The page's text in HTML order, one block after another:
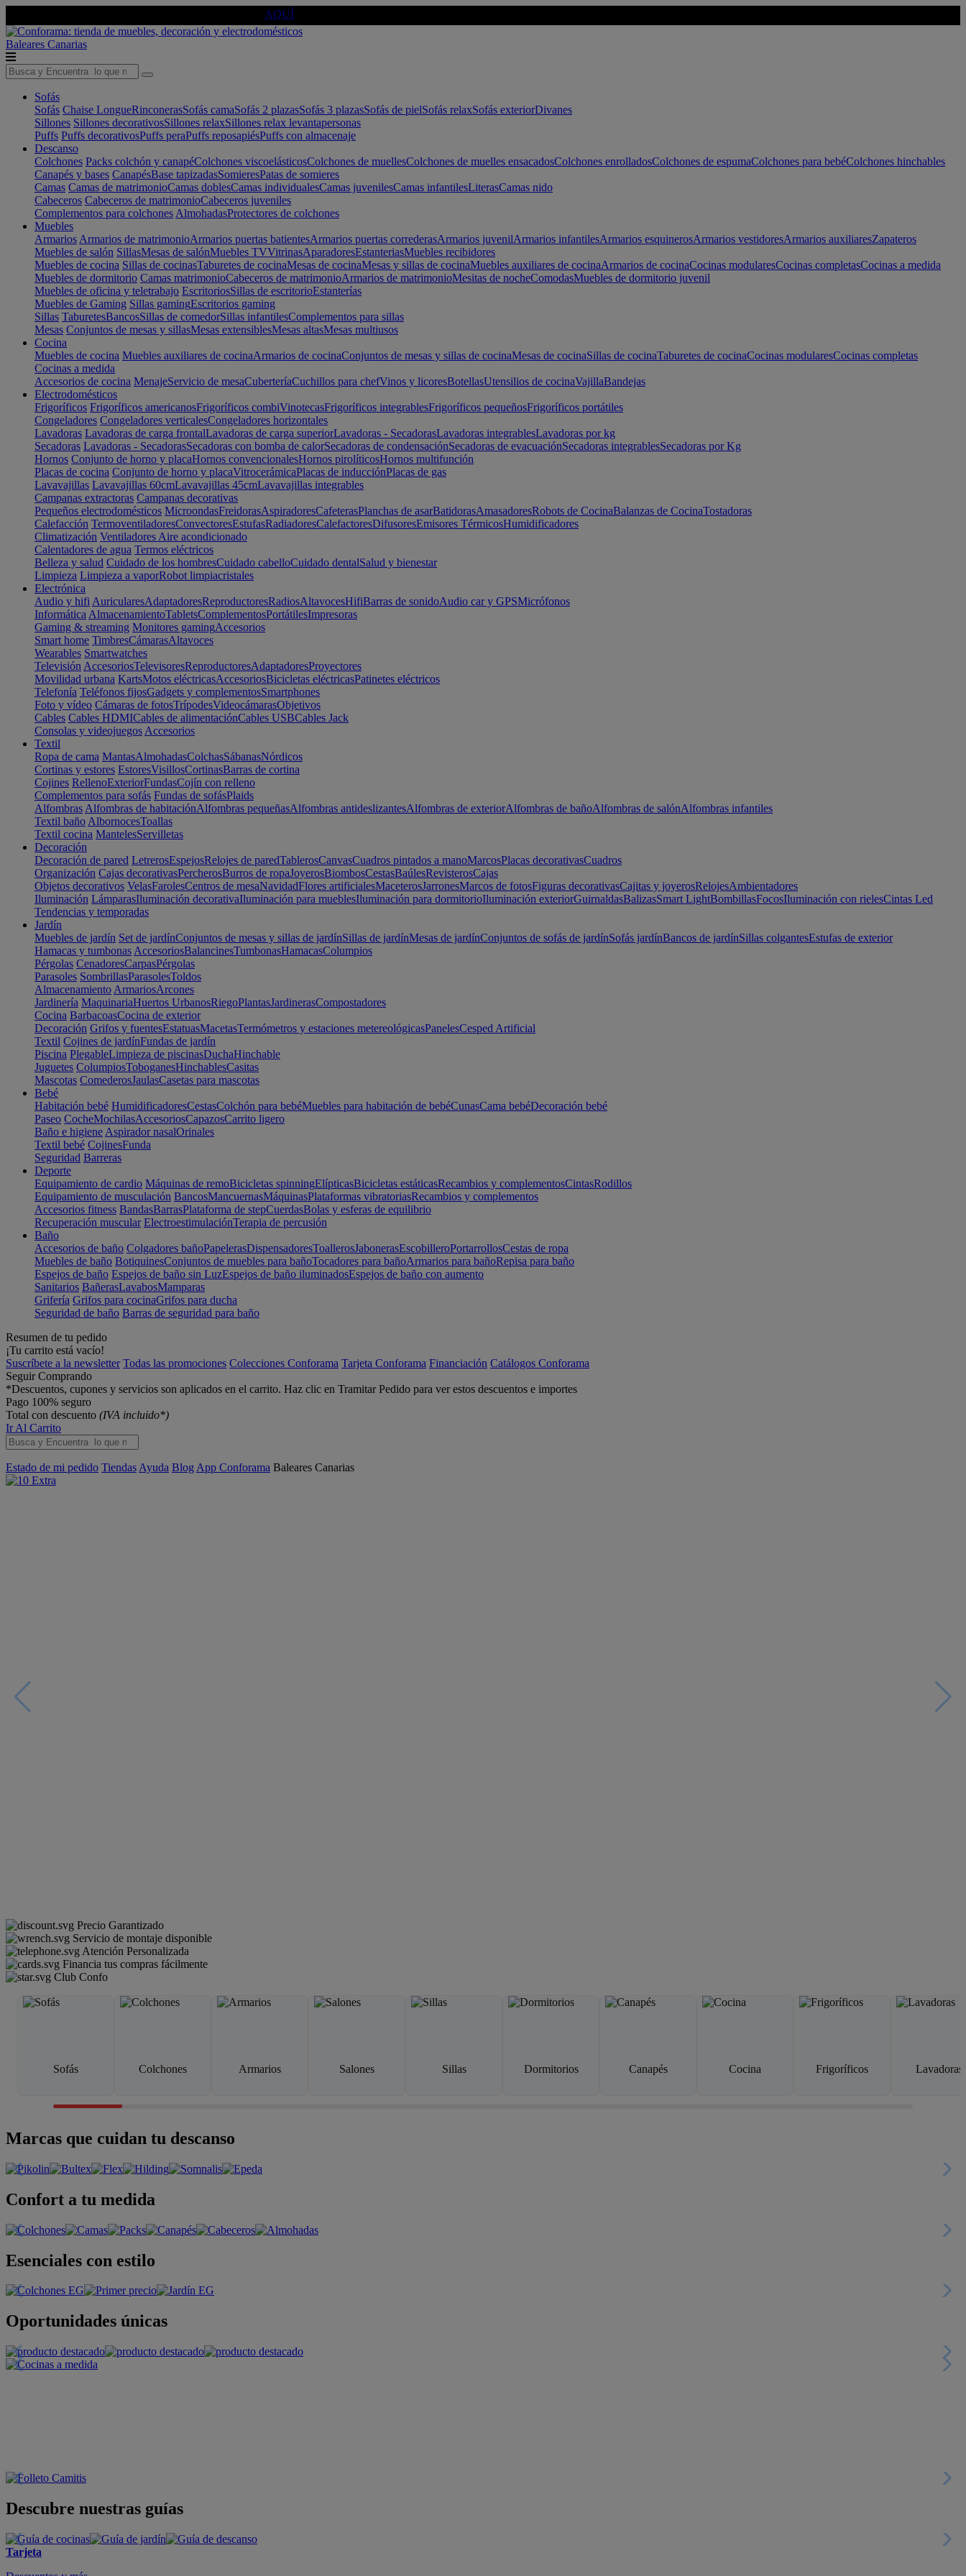
AQUÍ
Baleares Canarias
Sofás
Sofás Chaise LongueRinconerasSofás camaSofás 2 plazasSofás 3 plazasSofás de pielSofás relaxSofás exteriorDivanes
Sillones Sillones decorativosSillones relaxSillones relax levantapersonas
Puffs Puffs decorativosPuffs peraPuffs reposapiésPuffs con almacenaje
Descanso
Colchones Packs colchón y canapéColchones viscoelásticosColchones de muellesColchones de muelles ensacadosColchones enrolladosColchones de espumaColchones para bebéColchones hinchables
Canapés y bases CanapésBase tapizadasSomieresPatas de somieres
Camas Camas de matrimonioCamas doblesCamas individualesCamas juvenilesCamas infantilesLiterasCamas nido
Cabeceros Cabeceros de matrimonioCabeceros juveniles
Complementos para colchones AlmohadasProtectores de colchones
Muebles
Armarios Armarios de matrimonioArmarios puertas batientesArmarios puertas correderasArmarios juvenilArmarios infantilesArmarios esquinerosArmarios vestidoresArmarios auxiliaresZapateros
Muebles de salón SillasMesas de salónMuebles TVVitrinasAparadoresEstanteriasMuebles recibidores
Muebles de cocina Sillas de cocinasTaburetes de cocinaMesas de cocinaMesas y sillas de cocinaMuebles auxiliares de cocinaArmarios de cocinaCocinas modularesCocinas completasCocinas a medida
Muebles de dormitorio Camas matrimonioCabeceros de matrimonioArmarios de matrimonioMesitas de nocheComodasMuebles de dormitorio juvenil
Muebles de oficina y teletrabajo EscritoriosSillas de escritorioEstanterías
Muebles de Gaming Sillas gamingEscritorios gaming
Sillas TaburetesBancosSillas de comedorSillas infantilesComplementos para sillas
Mesas Conjuntos de mesas y sillasMesas extensiblesMesas altasMesas multiusos
Cocina
Muebles de cocina Muebles auxiliares de cocinaArmarios de cocinaConjuntos de mesas y sillas de cocinaMesas de cocinaSillas de cocinaTaburetes de cocinaCocinas modularesCocinas completas
Cocinas a medida
Accesorios de cocina MenajeServicio de mesaCuberteríaCuchillos para chefVinos y licoresBotellasUtensilios de cocinaVajillaBandejas
Electrodomésticos
Frigoríficos Frigoríficos americanosFrigoríficos combiVinotecasFrigoríficos integrablesFrigoríficos pequeñosFrigoríficos portátiles
Congeladores Congeladores verticalesCongeladores horizontales
Lavadoras Lavadoras de carga frontalLavadoras de carga superiorLavadoras - SecadorasLavadoras integrablesLavadoras por kg
Secadoras Lavadoras - SecadorasSecadoras con bomba de calorSecadoras de condensaciónSecadoras de evacuaciónSecadoras integrablesSecadoras por Kg
Hornos Conjunto de horno y placaHornos convencionalesHornos pirolíticosHornos multifunción
Placas de cocina Conjunto de horno y placaVitrocerámicaPlacas de inducciónPlacas de gas
Lavavajillas Lavavajillas 60cmLavavajillas 45cmLavavajillas integrables
Campanas extractoras Campanas decorativas
Pequeños electrodomésticos MicroondasFreidorasAspiradoresCafeterasPlanchas de asarBatidorasAmasadoresRobots de CocinaBalanzas de CocinaTostadoras
Calefacción TermoventiladoresConvectoresEstufasRadiadoresCalefactoresDifusoresEmisores TérmicosHumidificadores
Climatización Ventiladores Aire acondicionado
Calentadores de agua Termos eléctricos
Belleza y salud Cuidado de los hombresCuidado cabelloCuidado dentalSalud y bienestar
Limpieza Limpieza a vaporRobot limpiacristales
Electrónica
Audio y hifi AuricularesAdaptadoresReproductoresRadiosAltavocesHifiBarras de sonidoAudio car y GPSMicrófonos
Informática AlmacenamientoTabletsComplementosPortátilesImpresoras
Gaming & streaming Monitores gamingAccesorios
Smart home TimbresCámarasAltavoces
Wearables Smartwatches
Televisión AccesoriosTelevisoresReproductoresAdaptadoresProyectores
Movilidad urbana KartsMotos eléctricasAccesoriosBicicletas eléctricasPatinetes eléctricos
Telefonía Teléfonos fijosGadgets y complementosSmartphones
Foto y vídeo Cámaras de fotosTrípodesVideocámarasObjetivos
Cables Cables HDMICables de alimentaciónCables USBCables Jack
Consolas y videojuegos Accesorios
Textil
Ropa de cama MantasAlmohadasColchasSábanasNórdicos
Cortinas y estores EstoresVisillosCortinasBarras de cortina
Cojines RellenoExteriorFundasCojín con relleno
Complementos para sofás Fundas de sofásPlaids
Alfombras Alfombras de habitaciónAlfombras pequeñasAlfombras antideslizantesAlfombras de exteriorAlfombras de bañoAlfombras de salónAlfombras infantiles
Textil baño AlbornocesToallas
Textil cocina MantelesServilletas
Decoración
Decoración de pared LetrerosEspejosRelojes de paredTablerosCanvasCuadros pintados a manoMarcosPlacas decorativasCuadros
Organización Cajas decorativasPercherosBurros de ropaJoyerosBiombosCestasBaúlesRevisterosCajas
Objetos decorativos VelasFarolesCentros de mesaNavidadFlores artificialesMaceterosJarronesMarcos de fotosFiguras decorativasCajitas y joyerosRelojesAmbientadores
Iluminación LámparasIluminación decorativaIluminación para mueblesIluminación para dormitorioIluminación exteriorGuirnaldasBalizasSmart LightBombillasFocosIluminación con rielesCintas Led
Tendencias y temporadas
Jardín
Muebles de jardín Set de jardínConjuntos de mesas y sillas de jardínSillas de jardínMesas de jardínConjuntos de sofás de jardínSofás jardínBancos de jardínSillas colgantesEstufas de exterior
Hamacas y tumbonas AccesoriosBalancinesTumbonasHamacasColumpios
Pérgolas CenadoresCarpasPérgolas
Parasoles SombrillasParasolesToldos
Almacenamiento ArmariosArcones
Jardinería MaquinariaHuertos UrbanosRiegoPlantasJardinerasCompostadores
Cocina BarbacoasCocina de exterior
Decoración Grifos y fuentesEstatuasMacetasTermómetros y estaciones metereológicasPanelesCesped Artificial
Textil Cojines de jardínFundas de jardín
Piscina PlegableLimpieza de piscinasDuchaHinchable
Juguetes ColumpiosToboganesHinchablesCasitas
Mascotas ComederosJaulasCasetas para mascotas
Bebé
Habitación bebé HumidificadoresCestasColchón para bebéMuebles para habitación de bebéCunasCama bebéDecoración bebé
Paseo CocheMochilasAccesoriosCapazosCarrito ligero
Baño e higiene Aspirador nasalOrinales
Textil bebé CojinesFunda
Seguridad Barreras
Deporte
Equipamiento de cardio Máquinas de remoBicicletas spinningElípticasBicicletas estáticasRecambios y complementosCintasRodillos
Equipamiento de musculación BancosMancuernasMáquinasPlataformas vibratoriasRecambios y complementos
Accesorios fitness BandasBarrasPlataforma de stepCuerdasBolas y esferas de equilibrio
Recuperación muscular ElectroestimulaciónTerapia de percusión
Baño
Accesorios de baño Colgadores bañoPapelerasDispensadoresToallerosJabonerasEscobilleroPortarrollosCestas de ropa
Muebles de baño BotiquinesConjuntos de muebles para bañoTocadores para bañoArmarios para bañoRepisa para baño
Espejos de baño Espejos de baño sin LuzEspejos de baño iluminadosEspejos de baño con aumento
Sanitarios BañerasLavabosMamparas
Grifería Grifos para cocinaGrifos para ducha
Seguridad de baño Barras de seguridad para baño
Resumen de tu pedido
¡Tu carrito está vacío!
Suscríbete a la newsletter Todas las promociones Colecciones Conforama Tarjeta Conforama Financiación Catálogos Conforama
Seguir Comprando
*Descuentos, cupones y servicios son aplicados en el carrito. Haz clic en Tramitar Pedido para ver estos descuentos e importes
Pago 100% seguro
Total con descuento (IVA incluido*)
Ir Al Carrito
Estado de mi pedido Tiendas Ayuda Blog App Conforama Baleares Canarias
Precio Garantizado
Servicio de montaje disponible
Atención Personalizada
Financia tus compras fácilmente
Club Confo
Sofás Colchones Armarios Salones Sillas Dormitorios Canapés Cocina Frigoríficos Lavadoras
Marcas que cuidan tu descanso
Confort a tu medida
Esenciales con estilo
Oportunidades únicas
Descubre nuestras guías
Tarjeta